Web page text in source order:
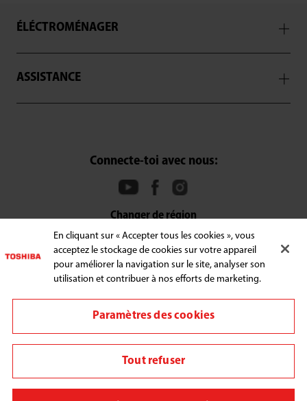
ÉLÉCTROMÉNAGER
ASSISTANCE
Conditions générales
Politique de confidentialité
expérience de navigation, personnaliser le contenu et les
et analyser notre trafic. En cliquant sur « Accepter tous les
cookies », vous acceptez le stockage de cookies sur votre
appareil pour améliorer la navigation sur le site, analyser
Connecte-toi avec nous:
Changer de région
En cliquant sur « Accepter tous les cookies », vous
acceptez le stockage de cookies sur votre appareil
pour améliorer la navigation sur le site, analyser son
utilisation et contribuer à nos efforts de marketing.
Paramètres des cookies
Tout refuser